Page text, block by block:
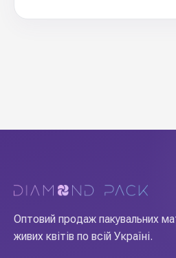
Оптовий продаж пакувальних
живих квітів по всій Україні.